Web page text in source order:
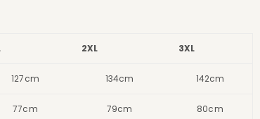
2XL 3XL
127cm 134cm 142cm
77cm 79cm 80cm